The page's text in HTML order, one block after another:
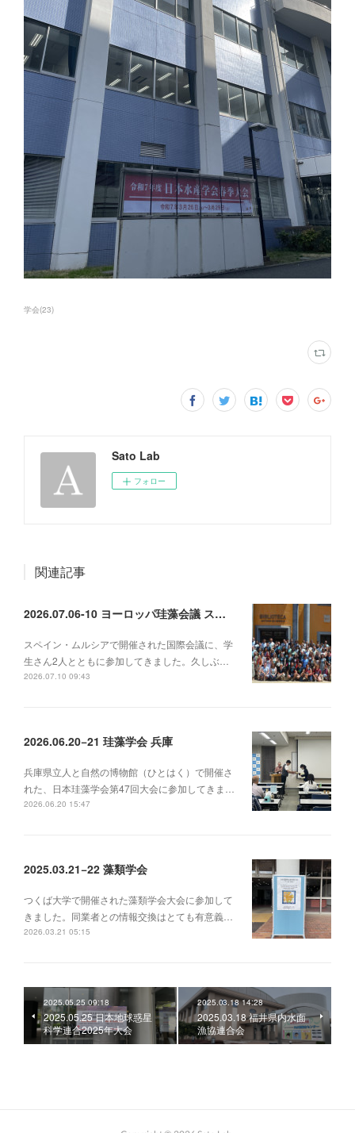
学会(23)
Sato Lab
フォロー
関連記事
2026.07.06-10 ヨーロッパ珪藻会議 スペイン
スペイン・ムルシアで開催された国際会議に、学
生さん2人とともに参加してきました。久しぶ…
2026.07.10 09:43
2026.06.20−21 珪藻学会 兵庫
兵庫県立人と自然の博物館（ひとはく）で開催さ
れた、日本珪藻学会第47回大会に参加してきま…
2026.06.20 15:47
2025.03.21−22 藻類学会
つくば大学で開催された藻類学会大会に参加して
きました。同業者との情報交換はとても有意義…
2026.03.21 05:15
2025.05.25 09:18
2025.05.25 日本地球惑星
科学連合2025年大会
2025.03.18 14:28
2025.03.18 福井県内水面
漁協連合会